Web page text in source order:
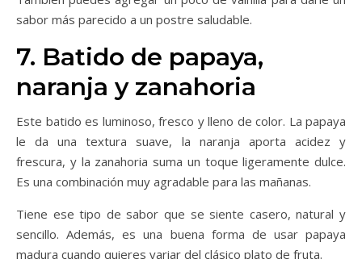
sabor más parecido a un postre saludable.
7. Batido de papaya,
naranja y zanahoria
Este batido es luminoso, fresco y lleno de color. La papaya
le da una textura suave, la naranja aporta acidez y
frescura, y la zanahoria suma un toque ligeramente dulce.
Es una combinación muy agradable para las mañanas.
Tiene ese tipo de sabor que se siente casero, natural y
sencillo. Además, es una buena forma de usar papaya
madura cuando quieres variar del clásico plato de fruta.